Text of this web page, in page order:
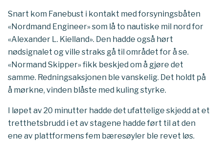
Snart kom Fanebust i kontakt med forsyningsbåten
«Nordmand Engineer» som lå to nautiske mil nord for
«Alexander L. Kielland». Den hadde også hørt
nødsignalet og ville straks gå til området for å se.
«Normand Skipper» fikk beskjed om å gjøre det
samme. Redningsaksjonen ble vanskelig. Det holdt på
å mørkne, vinden blåste med kuling styrke.
I løpet av 20 minutter hadde det ufattelige skjedd at et
tretthetsbrudd i et av stagene hadde ført til at den
ene av plattformens fem bæresøyler ble revet løs.